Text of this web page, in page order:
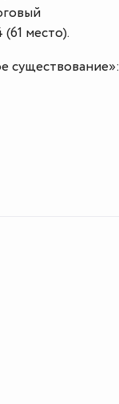
место).
существование»: